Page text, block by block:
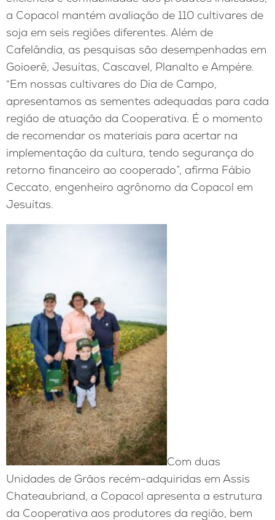
a Copacol mantém avaliação de 110 cultivares de
soja em seis regiões diferentes. Além de
Cafelândia, as pesquisas são desempenhadas em
Goioerê, Jesuítas, Cascavel, Planalto e Ampére.
“Em nossas cultivares do Dia de Campo,
apresentamos as sementes adequadas para cada
região de atuação da Cooperativa. É o momento
de recomendar os materiais para acertar na
implementação da cultura, tendo segurança do
retorno financeiro ao cooperado”, afirma Fábio
Ceccato, engenheiro agrônomo da Copacol em
Jesuítas.
Com duas
Unidades de Grãos recém-adquiridas em Assis
Chateaubriand, a Copacol apresenta a estrutura
da Cooperativa aos produtores da região, bem